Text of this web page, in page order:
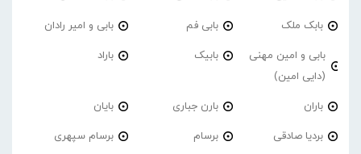
بابک ملک بابی فم بابی و امیر رادان
بابی و امین مهنی
(دایی امین)
بابیک باراد
باران بارن جباری بایان
بردیا صادقی برسام برسام سپهری